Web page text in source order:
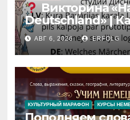
Викторина
Deutschland» |
№46
Замок
Iedvesmas pils /
Inspiration
АВГ 6, 2026 ERFOLG
КУЛЬТУРНЫЙ МАРАФОН КУРСЫ